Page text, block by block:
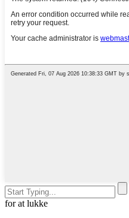
for at lukke